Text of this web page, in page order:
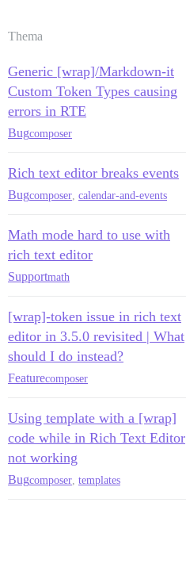
Thema
Generic [wrap]/Markdown-it
Custom Token Types causing
errors in RTE
Bugcomposer
Rich text editor breaks events
Bugcomposer calendar-and-events
Math mode hard to use with
rich text editor
Supportmath
[wrap]-token issue in rich text
editor in 3.5.0 revisited | What
should I do instead?
Featurecomposer
Using template with a [wrap]
code while in Rich Text Editor
not working
Bugcomposer templates